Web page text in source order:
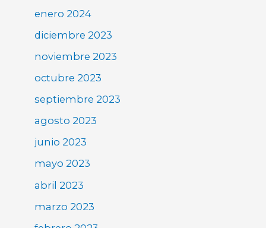
enero 2024
diciembre 2023
noviembre 2023
octubre 2023
septiembre 2023
agosto 2023
junio 2023
mayo 2023
abril 2023
marzo 2023